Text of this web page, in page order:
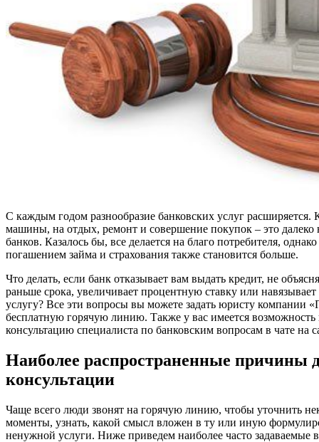
С каждым годом разнообразие банковских услуг
машины, на отдых, ремонт и совершение покупок – это
банков. Казалось бы, все делается на благо потребителя,
погашением займа и страхования также становится больше.
Что делать, если банк отказывает вам выдать кредит, не
раньше срока, увеличивает процентную ставку или
услугу? Все эти вопросы вы можете задать юристу компании
бесплатную горячую линию. Также у вас имеется
консультацию специалиста по банковским вопросам в чате на
Наиболее распространенные причины
консультации
Чаще всего люди звонят на горячую линию, чтобы уточнить
моменты, узнать, какой смысл вложен в ту или иную
ненужной услуги. Ниже приведем наиболее часто задаваемые